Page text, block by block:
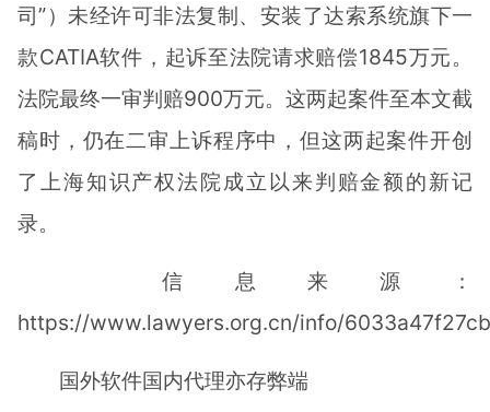
司”）未经许可非法复制、安装了达索系统旗下一
款CATIA软件，起诉至法院请求赔偿1845万元。
法院最终一审判赔900万元。这两起案件至本文截
稿时，仍在二审上诉程序中，但这两起案件开创
了上海知识产权法院成立以来判赔金额的新记
录。
信息来源：
https://www.lawyers.org.cn/info/
国外软件国内代理亦存弊端